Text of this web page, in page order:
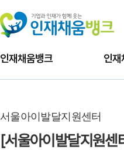
인재채움뱅크 인재
서울아이발달지원센터
[서울아이발달지원